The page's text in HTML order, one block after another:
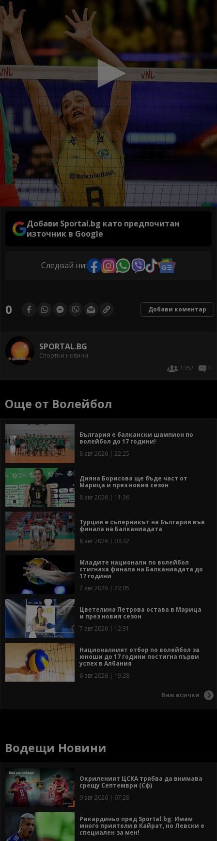
Добави Sportal.bg като предпочитан
източник в Google
Следвай ни:
0 Добави коментар
SPORTAL.BG
Спортни новини
1357
1
Още от Волейбол
България е балкански шампион по
волейбол до 17 години!
8 авг 2026 | 22:25
Дияна Борисова ще бъде част от
Марица и през новия сезон
8 авг 2026 | 11:36
Турция е съперникът на България във
финала на Балканиадата
8 авг 2026 | 03:42
Младите национали по волейбол
стигнаха финала на Балканиадата до
17 години
7 авг 2026 | 22:05
Цветелина Петрова остава в Марица
и през новия сезон
7 авг 2026 | 12:31
Националният отбор по волейбол за
юноши до 17 години постигна първи
успех в Албания
6 авг 2026 | 19:28
Виж всички
Водещи Новини
Окриленият ЦСКА трябва да внимава
срещу Септември (Сф)
9 авг 2026 | 07:28
Рикардиньо пред Sportal.bg: Имам
много приятели в Кайрат, но Левски е
специален за мен!